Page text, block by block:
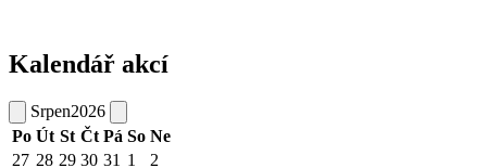
Kalendář akcí
Srpen2026
Po Út St Čt Pá So Ne
27 28 29 30 31 1
2